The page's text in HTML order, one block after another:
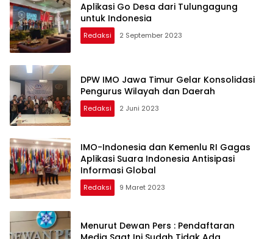
Aplikasi Go Desa dari Tulungagung
untuk Indonesia
Redaksi 2 September 2023
DPW IMO Jawa Timur Gelar Konsolidasi
Pengurus Wilayah dan Daerah
Redaksi 2 Juni 2023
IMO-Indonesia dan Kemenlu RI Gagas
Aplikasi Suara Indonesia Antisipasi
Informasi Global
Redaksi 9 Maret 2023
Menurut Dewan Pers : Pendaftaran